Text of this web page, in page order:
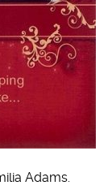
Adams.